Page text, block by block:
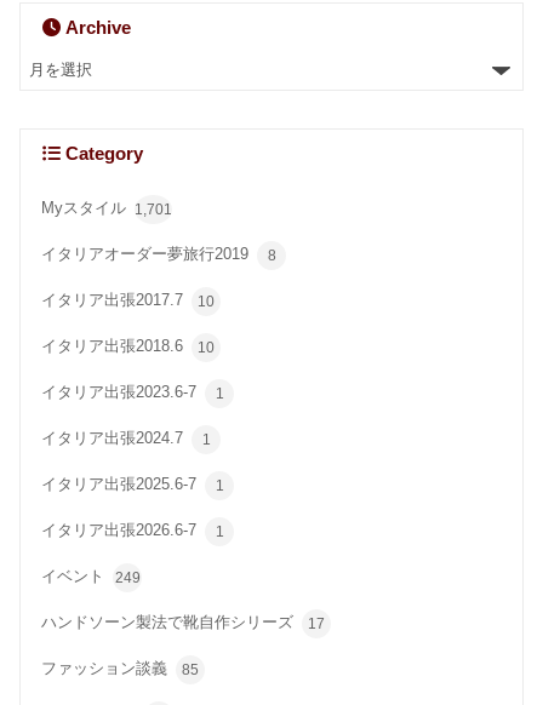
Archive
Category
Myスタイル 1,701
イタリアオーダー夢旅行2019 8
イタリア出張2017.7 10
イタリア出張2018.6 10
イタリア出張2023.6-7 1
イタリア出張2024.7 1
イタリア出張2025.6-7 1
イタリア出張2026.6-7 1
イベント 249
ハンドソーン製法で靴自作シリーズ 17
ファッション談義 85